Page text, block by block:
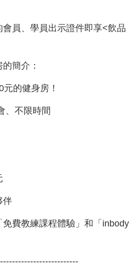
員、學員出示證件即享<飲品
簡介：
的健身房！
、不限時間
伴
費教練課程體驗」和「inbody